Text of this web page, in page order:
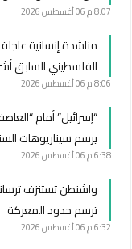
8:07 م 06 أغسطس 2026
مناشدة إنسانية
الفلسطيني السابق
8:06 م 06 أغسطس 2026
“إسرائيل” أمام
يرسم سيناريوهات
6:38 م 06 أغسطس 2026
واشنطن تستنزف
ترسم حدود المعركة
6:32 م 06 أغسطس 2026